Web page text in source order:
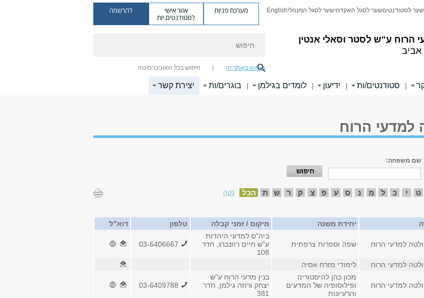
הרוח ע"ש לסטר וסאלי אנטין
אביב
שער לסטודנטיםשער לסגל האקדמישער לסגל המנהליEnglish מערכת פניות אזור אישי
לסטודנטים.יות
להרשמה
חיפוש באתר זה חיפוש בכל האוניברסיטה
| סטודנטים/ות | ידיעון | לומדים בגילמן | בוגרים/ות יצירת קשר
למדעי הרוח
שם משפחה:
ט י כ ל מ נ ס ע פ צ ק ר ש ת הכל
נקה
יחידת משנה מיקום / זמני קבלה טלפון דוא"ל
למדעי הרוח שפה וספרות צרפתית
ביה"ס למדעי היהדות
ע"ש חיים רוזנברג, חדר
108
למדעי הרוח לימודי מזרח אסיה
למדעי הרוח
מכון כהן להיסטוריה
ופילוסופיה של המדעים
והרעיונות
בנין מדעי הרוח ע"ש
יצחק ורוזה גילמן, חדר
381